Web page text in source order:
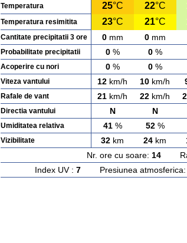
Temperatura 25°C 22°C
Temperatura resimitita 23°C 21°C
Cantitate precipitatii 3 ore 0mm 0mm
Probabilitate precipitatii 0% 0%
Acoperire cu nori 0% 0%
Viteza vantului 12 km/h 10 km/h
Rafale de vant 21 km/h 22 km/h
Directia vantului N N
Umiditatea relativa 41% 52%
Vizibilitate 32 km 24 km
Nr. ore cu soare: 14
Index UV : 7 Presiunea atmosferica: